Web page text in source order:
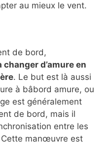
au mieux le vent.
de bord,
d’amure en
. Le but est là aussi
à bâbord amure, ou
est généralement
de bord, mais il
entre les
Cette manœuvre est